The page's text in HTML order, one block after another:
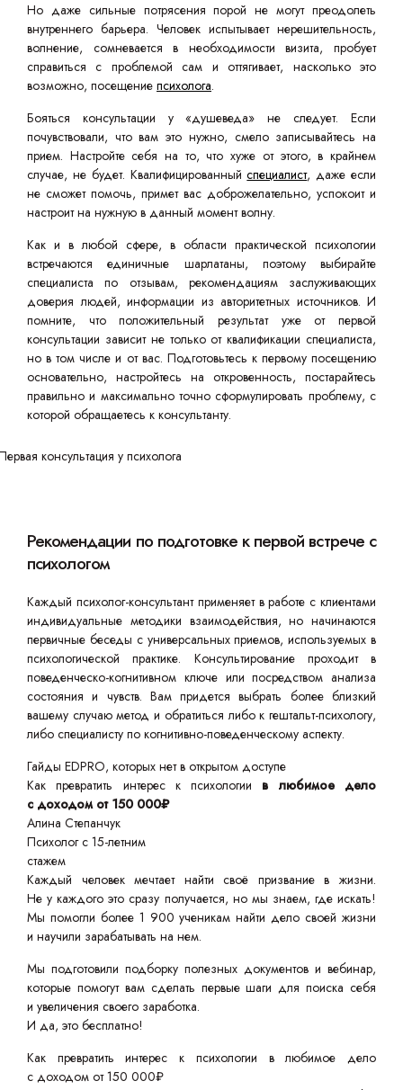
Но даже сильные потрясения порой не могут преодолеть
внутреннего барьера. Человек испытывает нерешительность,
волнение, сомневается в необходимости визита, пробует
справиться с проблемой сам и оттягивает, насколько это
возможно, посещение психолога.
Бояться консультации у «душеведа» не следует. Если
почувствовали, что вам это нужно, смело записывайтесь на
прием. Настройте себя на то, что хуже от этого, в крайнем
случае, не будет. Квалифицированныйспециалист, даже если
не сможет помочь, примет вас доброжелательно, успокоит и
настроит на нужную в данный момент волну.
Как и в любой сфере, в области практической психологии
встречаются единичные шарлатаны, поэтому выбирайте
специалиста по отзывам, рекомендациям заслуживающих
доверия людей, информации из авторитетных источников. И
помните, что положительный результат уже от первой
консультации зависит не только от квалификации специалиста,
но в том числе и от вас. Подготовьтесь к первому посещению
основательно, настройтесь на откровенность, постарайтесь
правильно и максимально точно сформулировать проблему, с
которой обращаетесь к консультанту.
Рекомендации по подготовке к первой встрече с
психологом
Каждый психолог-консультант применяет в работе с клиентами
индивидуальные методики взаимодействия, но начинаются
первичные беседы с универсальных приемов, используемых в
психологической практике. Консультирование проходит в
поведенческо-когнитивном ключе или посредством анализа
состояния и чувств. Вам придется выбрать более близкий
вашему случаю метод и обратиться либо к гештальт-психологу,
либо специалисту по когнитивно-поведенческому аспекту.
Гайды EDPRO, которых нет в открытом доступе
Как превратить интерес к психологии в любимое дело
с доходом от 150 000₽
Алина Степанчук
Психолог с 15-летним
стажем
Каждый человек мечтает найти своё призвание в жизни.
Не у каждого это сразу получается, но мы знаем, где искать!
Мы помогли более 1 900 ученикам найти дело своей жизни
и научили зарабатывать на нем.
Мы подготовили подборку полезных документов и вебинар,
которые помогут вам сделать первые шаги для поиска себя
и увеличения своего заработка.
И да, это бесплатно!
Как превратить интерес к психологии в любимое дело
с доходом от 150 000₽